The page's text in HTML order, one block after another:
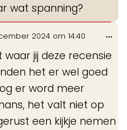
wat spanning?
2024 om 14:40
jij deze recensie
het er wel goed
er word meer
het valt niet op
een kijkje nemen
...